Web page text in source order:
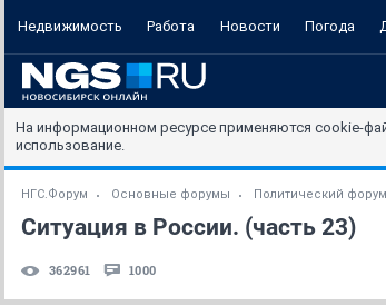
Недвижимость Работа Новости Погода
На информационном ресурсе применяются cookie-
использование.
НГС.Форум Основные форумы Политический форум
Ситуация в России. (часть 23)
362961 1000